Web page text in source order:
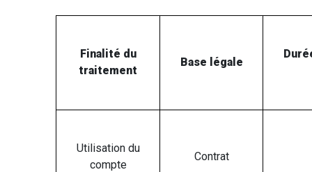
Finalité du
traitement
Base légale
Utilisation du
compte
Contrat